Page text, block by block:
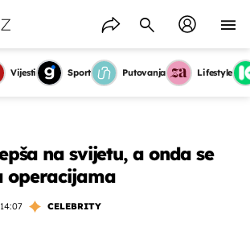
Vijesti Sport Putovanja Lifestyle
na svijetu, a onda se
operacijama
CELEBRITY